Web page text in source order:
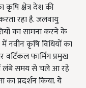
कृषि क्षेत्र देश की
रहा है. जलवायु
का सामना करने के
नवीन कृषि विधियों का
वर्टिकल फार्मिंग प्रमुख
में लंबे समय से चले आ रहे
का प्रदर्शन किया. ये